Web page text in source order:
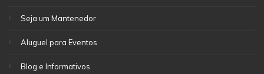
Seja um Mantenedor
Aluguel para Eventos
Blog e Informativos